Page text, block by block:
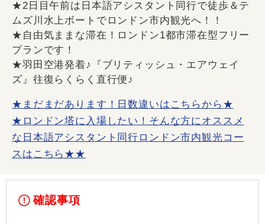
★2日目午前は日本語アシスタント同行で徒歩＆テ
ムズ川水上ボートでロンドン市内観光へ！！
★自由気ままな滞在！ロンドン1都市滞在型フリー
プランです！
★羽田空港発着♪『ブリティッシュ・エアウェイ
ズ』往復らくらく直行便♪
★まだまだあります！日数違いはこちらから★
★ロンドン塔に入場したい！そんな方にオススメ
な日本語アシスタント同行ロンドン市内観光コー
スはこちら★★
確認事項